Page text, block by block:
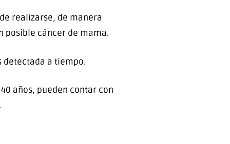
realizarse, de manera
posible cáncer de mama.
detectada a tiempo.
años, pueden contar con